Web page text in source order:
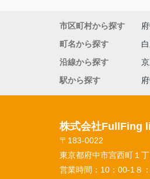
市区町村から探す
町名から探す
沿線から探す
駅から探す
株式会社FullFing
〒183-0022
東京都府中市宮西町１
営業時間： 10：00-1８